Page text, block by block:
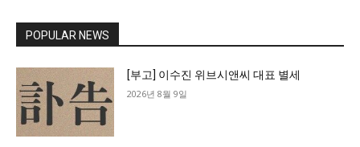
POPULAR NEWS
[부고] 이수진 위브시앤씨 대표 별세
2026년 8월 9일